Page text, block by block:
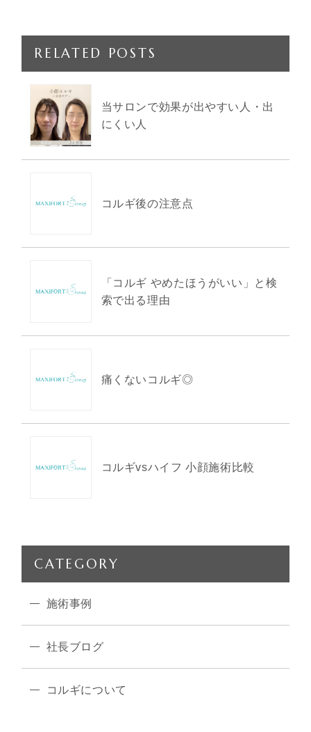
RELATED POSTS
当サロンで効果が出やすい人・出
にくい人
コルギ後の注意点
「コルギ やめたほうがいい」と検
索で出る理由
痛くないコルギ◎
コルギvsハイフ 小顔施術比較
CATEGORY
施術事例
社長ブログ
コルギについて